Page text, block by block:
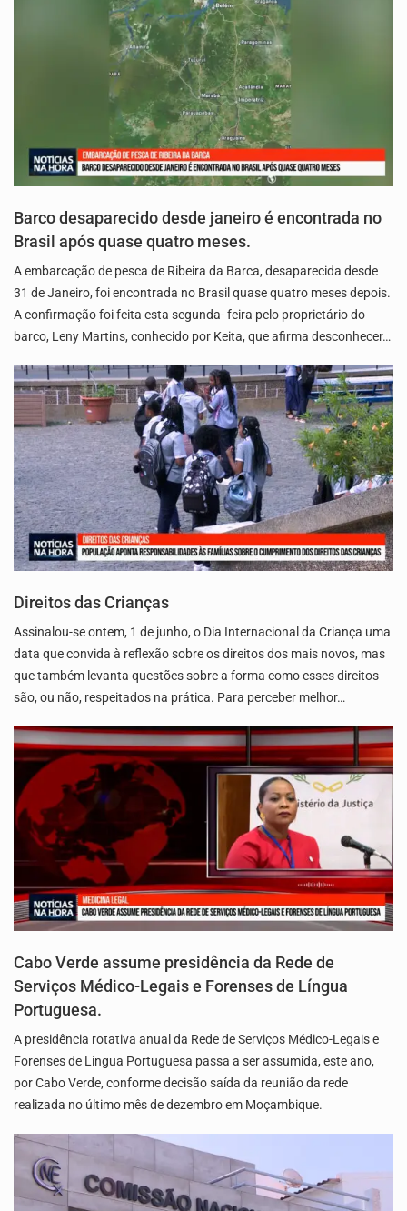
Barco desaparecido desde janeiro é encontrada no
Brasil após quase quatro meses.
A embarcação de pesca de Ribeira da Barca, desaparecida desde
31 de Janeiro, foi encontrada no Brasil quase quatro meses depois.
A confirmação foi feita esta segunda- feira pelo proprietário do
barco, Leny Martins, conhecido por Keita, que afirma desconhecer…
Direitos das Crianças
Assinalou-se ontem, 1 de junho, o Dia Internacional da Criança uma
data que convida à reflexão sobre os direitos dos mais novos, mas
que também levanta questões sobre a forma como esses direitos
são, ou não, respeitados na prática. Para perceber melhor…
Cabo Verde assume presidência da Rede de
Serviços Médico-Legais e Forenses de Língua
Portuguesa.
A presidência rotativa anual da Rede de Serviços Médico-Legais e
Forenses de Língua Portuguesa passa a ser assumida, este ano,
por Cabo Verde, conforme decisão saída da reunião da rede
realizada no último mês de dezembro em Moçambique.